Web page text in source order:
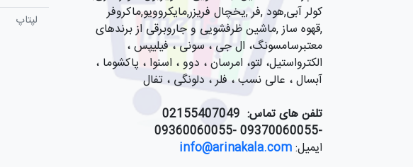
کولر آبی,هود ,فر ,یخچال فریزر,مایکروویو,ماکروفر
,قهوه ساز ,ماشین ظرفشویی و جاروبرقی از برندهای
معتبرسامسونگ، ال جی ، سونی ، فیلیپس ،
الکترواستیل، لتو، امرسان ، دوو ، اسنوا ، پاکشوما ،
آبسال ، عالی نسب ، فلر ، دلونگی ، تفال
تلفن های تماس:
02155407049
-09370060055 -09360060055
ایمیل:info@arinakala.com
لپتاپ